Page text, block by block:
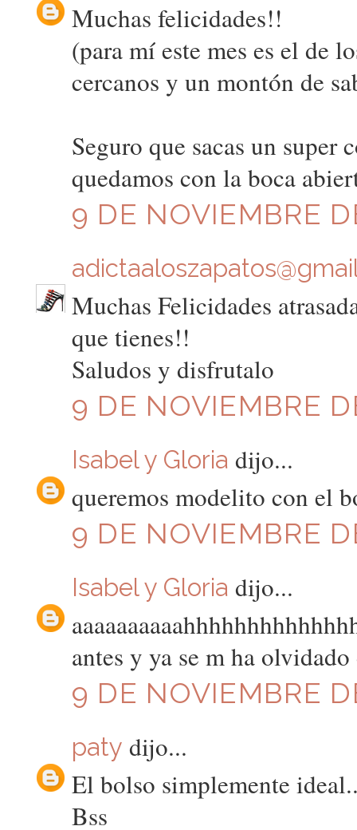
Muchas felicidades!!
(para mí este mes es el de
cercanos y un montón de
Seguro que sacas un
quedamos con la boca
9 DE NOVIEMBRE
Muchas Felicidades
que tienes!!
Saludos y disfrutalo
9 DE NOVIEMBRE
Isabel y Gloria dijo...
queremos modelito con el
9 DE NOVIEMBRE
Isabel y Gloria dijo...
antes y ya se m ha olvidado
9 DE NOVIEMBRE
paty dijo...
El bolso simplemente
Bss